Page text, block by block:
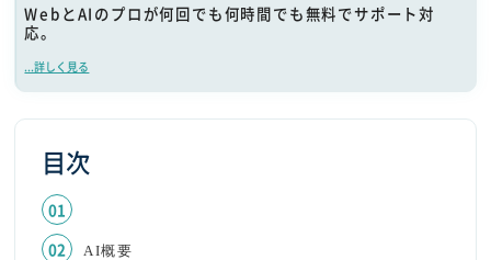
WebとAIのプロが何回でも何時間でも無料でサポート対
応。
...詳しく見る
目次
AI概要